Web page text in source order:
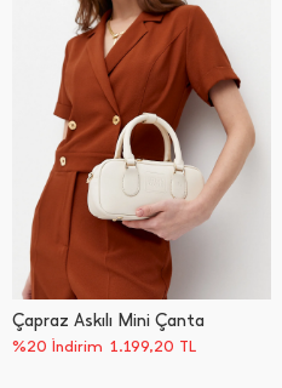
Çapraz Askılı Mini Çanta
%20 İndirim 1.199,20 TL